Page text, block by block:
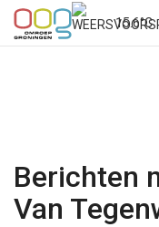
15.6°C
Berichten
Van